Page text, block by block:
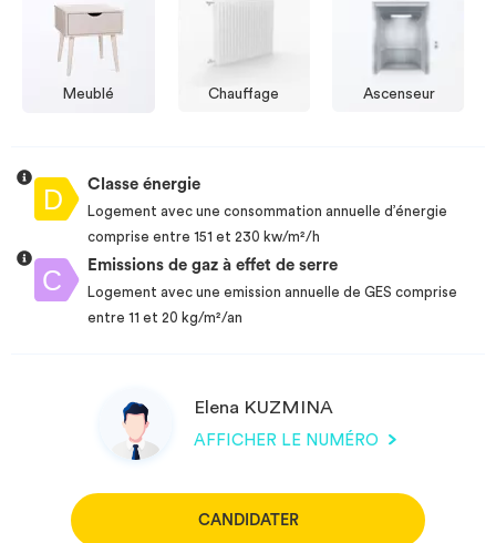
Meublé Chauffage Ascenseur
Classe énergie
Logement avec une consommation annuelle d’énergie
comprise entre 151 et 230 kw/m²/h
Emissions de gaz à effet de serre
Logement avec une emission annuelle de GES comprise
entre 11 et 20 kg/m²/an
Elena KUZMINA
AFFICHER LE NUMÉRO
CANDIDATER